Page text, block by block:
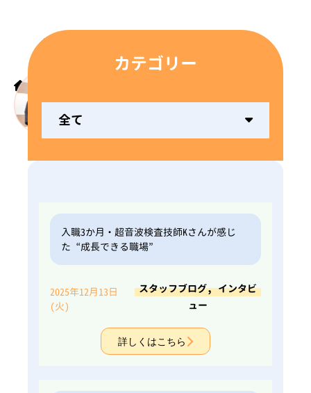
VOICE
ホーム
カテゴリー
全て
入職3か月・超音波検査技師Kさんが感じ
た“成長できる職場”
2025年12月13日
(火)
スタッフブログ,インタビ
ュー
詳しくはこちら